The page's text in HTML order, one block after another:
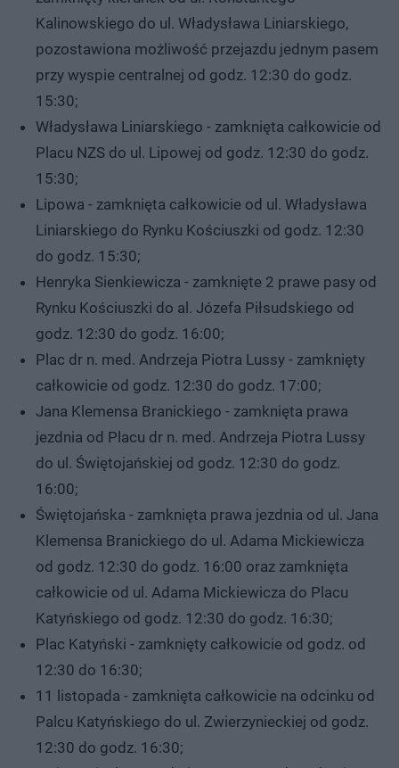
Kalinowskiego do ul. Władysława Liniarskiego,
pozostawiona możliwość przejazdu jednym pasem
przy wyspie centralnej od godz. 12:30 do godz.
15:30;
Władysława Liniarskiego - zamknięta całkowicie od
Placu NZS do ul. Lipowej od godz. 12:30 do godz.
15:30;
Lipowa - zamknięta całkowicie od ul. Władysława
Liniarskiego do Rynku Kościuszki od godz. 12:30
do godz. 15:30;
Henryka Sienkiewicza - zamknięte 2 prawe pasy od
Rynku Kościuszki do al. Józefa Piłsudskiego od
godz. 12:30 do godz. 16:00;
Plac dr n. med. Andrzeja Piotra Lussy - zamknięty
całkowicie od godz. 12:30 do godz. 17:00;
Jana Klemensa Branickiego - zamknięta prawa
jezdnia od Placu dr n. med. Andrzeja Piotra Lussy
do ul. Świętojańskiej od godz. 12:30 do godz.
16:00;
Świętojańska - zamknięta prawa jezdnia od ul. Jana
Klemensa Branickiego do ul. Adama Mickiewicza
od godz. 12:30 do godz. 16:00 oraz zamknięta
całkowicie od ul. Adama Mickiewicza do Placu
Katyńskiego od godz. 12:30 do godz. 16:30;
Plac Katyński - zamknięty całkowicie od godz. od
12:30 do 16:30;
11 listopada - zamknięta całkowicie na odcinku od
Palcu Katyńskiego do ul. Zwierzynieckiej od godz.
12:30 do godz. 16:30;